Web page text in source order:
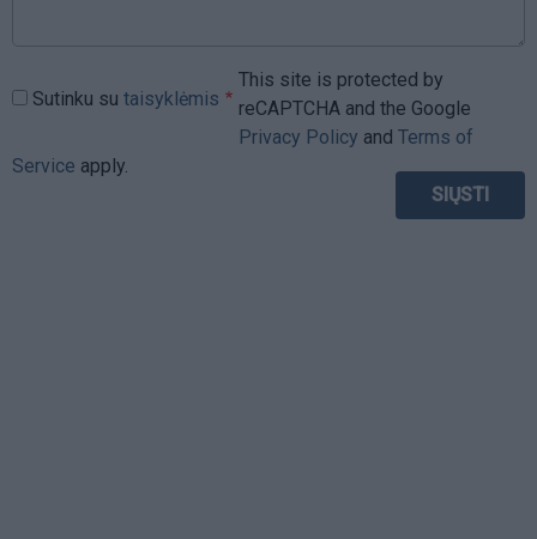
Sutinku su taisyklėmis
This site is protected by
reCAPTCHA and the Google
Privacy Policy and Terms of
Service apply.